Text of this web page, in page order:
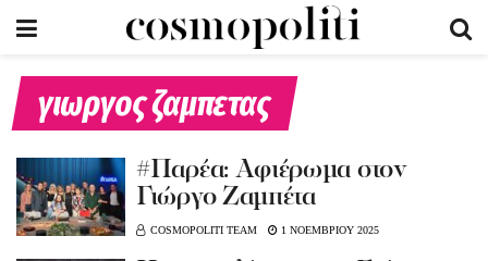
γιωργος ζαμπετας
#Παρέα: Αφιέρωμα στον
Γιώργο Ζαμπέτα
COSMOPOLITI TEAM 1 ΝΟΕΜΒΡΙΟΥ 2025